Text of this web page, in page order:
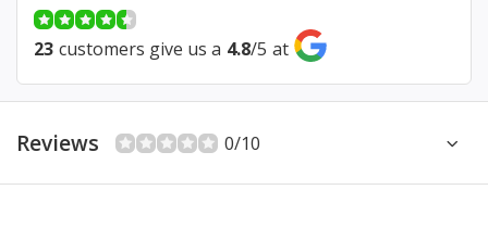
23 customers give us a 4.8/5 at
Reviews 0/10